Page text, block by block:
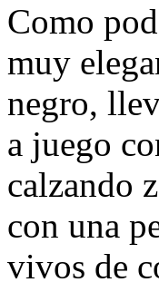
Como
muy
negro,
a juego
calzando
con una
vivos de